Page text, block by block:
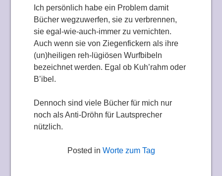
Ich persönlich habe ein Problem damit
Bücher wegzuwerfen, sie zu verbrennen,
sie egal-wie-auch-immer zu vernichten.
Auch wenn sie von Ziegenfickern als ihre
(un)heiligen reh-lügiösen Wurfbibeln
bezeichnet werden. Egal ob Kuh’rahm oder
B’ibel.
Dennoch sind viele Bücher für mich nur
noch als Anti-Dröhn für Lautsprecher
nützlich.
Posted in Worte zum Tag